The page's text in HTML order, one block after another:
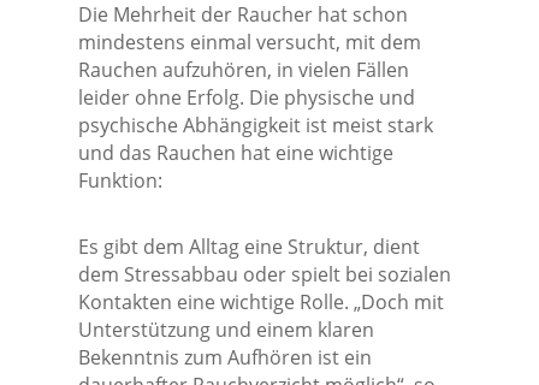
Die Mehrheit der Raucher hat schon
mindestens einmal versucht, mit dem
Rauchen aufzuhören, in vielen Fällen
leider ohne Erfolg. Die physische und
psychische Abhängigkeit ist meist stark
und das Rauchen hat eine wichtige
Funktion:
Es gibt dem Alltag eine Struktur, dient
dem Stressabbau oder spielt bei sozialen
Kontakten eine wichtige Rolle. „Doch mit
Unterstützung und einem klaren
Bekenntnis zum Aufhören ist ein